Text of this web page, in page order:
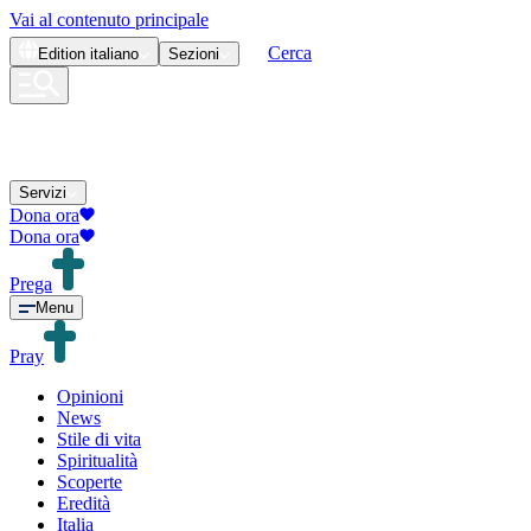
Vai al contenuto principale
Edition italiano Sezioni Cerca
Servizi
Dona ora
Dona ora
Prega
Menu
Pray
Opinioni
News
Stile di vita
Spiritualità
Scoperte
Eredità
Italia